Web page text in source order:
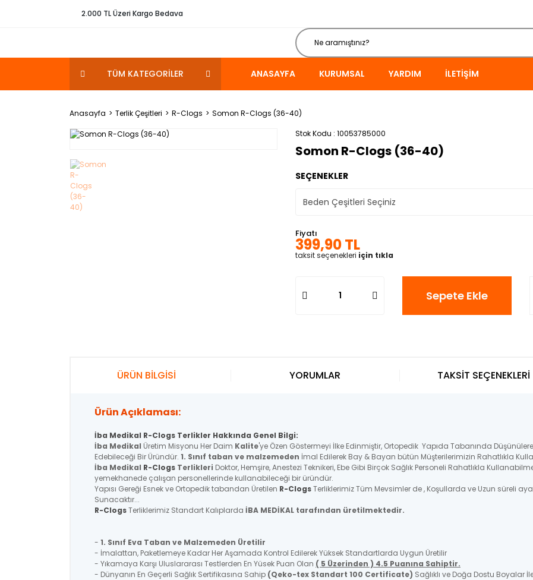
2.000 TL Üzeri Kargo Bedava
TÜM KATEGORİLER ANASAYFA KURUMSAL YARDIM İLETIŞIM
Anasayfa Terlik Çeşitleri R-Clogs
Somon R-Clogs (36-40)
Stok Kodu 10053785000
Somon R-Clogs (36-40)
SEÇENEKLER
Fiyatı
399,90 TL
taksit seçenekleri için tıkla
Sepete Ekle
ÜRÜN BİLGİSİ
Ürün Açıklaması:
İba Medikal R-Clogs Terlikler Hakkında Genel Bilgi:
İba Medikal Üretim Misyonu Her Daim Kalite'ye Özen Göstermeyi İlke Edinmiştir, Ortopedik Yapıda Tabanında
Edebileceği Bir Üründür. 1. Sınıf taban ve malzemeden İmal Edilerek Bay & Bayan bütün Müşterilerimizin Rahatlıkla
İba Medikal R-Clogs Terlikleri Doktor, Hemşire, Anestezi Teknikeri, Ebe Gibi Birçok Sağlık Personeli Rahatlıkla
yemekhanede çalışan personellerinde kullanabileceği bir üründür.
Yapısı Gereği Esnek ve Ortopedik tabandan Üretilen R-ClogsTerliklerimiz Tüm Mevsimler de , Koşullarda ve Uzun süreli
Sunacaktır...
R-ClogsTerliklerimiz Standart Kalıplarda İBA MEDİKAL tarafından üretilmektedir.
- 1. Sınıf Eva Taban ve Malzemeden Üretilir
- İmalattan, Paketlemeye Kadar Her Aşamada Kontrol Edilerek Yüksek Standartlarda Uygun Üretilir
- Yıkamaya Karşı Uluslararası Testlerden En Yüsek Puan Olan ( 5 Üzerinden ) 4.5 Puanına Sahiptir.
- Dünyanın En Geçerli Sağlık Sertifikasına Sahip (Qeko-tex Standart 100 Certificate) Sağlıklı ve Doğa Dostu Boyalar
YORUMLAR TAKSİT SEÇENEKLERİ